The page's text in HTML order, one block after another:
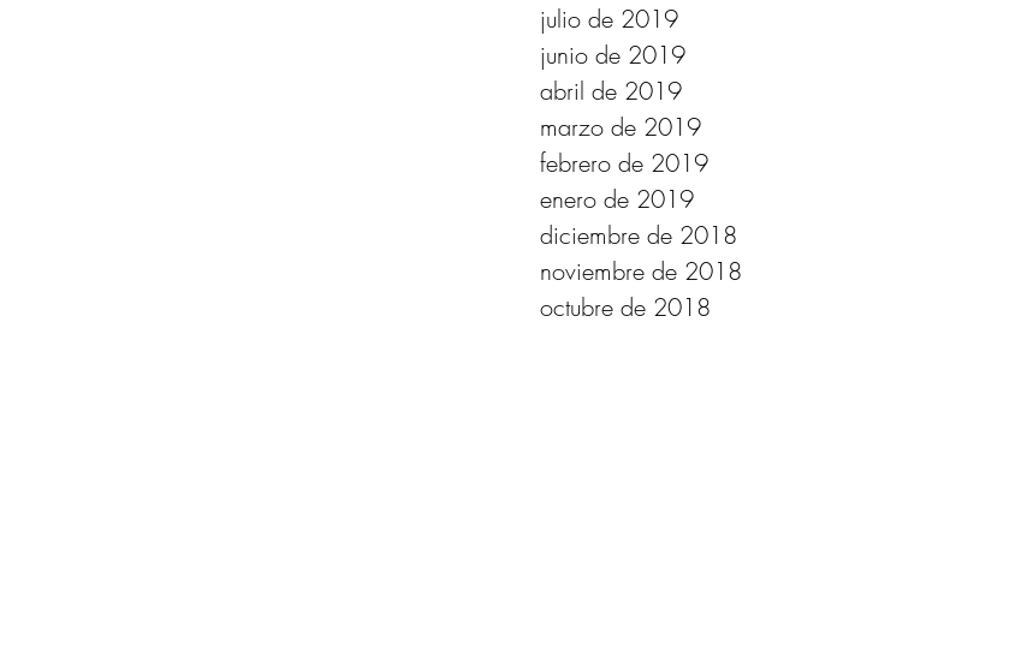
julio de 2019
junio de 2019
abril de 2019
marzo de 2019
febrero de 2019
enero de 2019
diciembre de 2018
noviembre de 2018
octubre de 2018